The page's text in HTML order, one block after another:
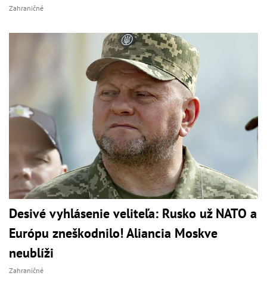
Zahraničné
Desivé vyhlásenie veliteľa: Rusko už NATO a
Európu zneškodnilo! Aliancia Moskve
neublíži
Zahraničné